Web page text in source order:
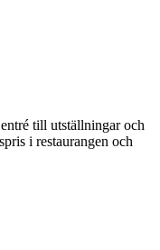
till utställningar och
i restaurangen och